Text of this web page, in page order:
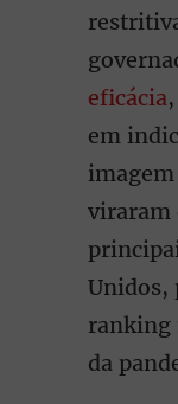
eficácia
em
viraram
Unidos,
ranking
da